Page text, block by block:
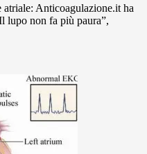
Anticoagulazione.it ha
lupo non fa più paura”,